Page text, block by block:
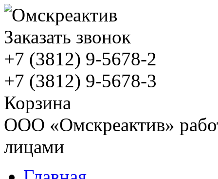
Заказать звонок
+7 (3812) 9-5678-2
+7 (3812) 9-5678-3
Корзина
ООО «Омскреактив»
лицами